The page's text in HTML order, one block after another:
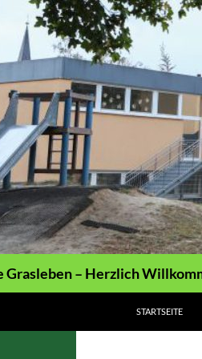
Grasleben – Herzlich
STARTSEITE